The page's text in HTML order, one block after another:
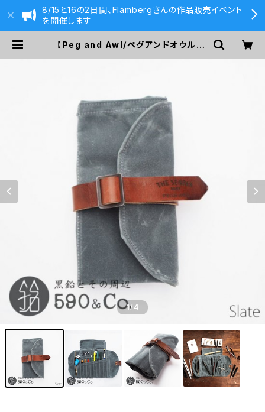
8/15と16の2日間、Flambergさんの作品販売イベント
を開催します
【Peg and Awl/ペグアンドオウル】T
1/4